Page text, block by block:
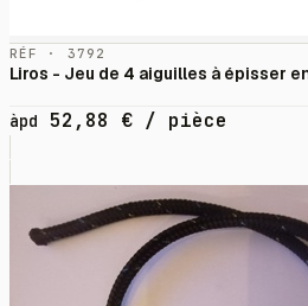
RÉF · 3792
Liros - Jeu de 4 aiguilles à épisser
àpd 52,88 € / pièce